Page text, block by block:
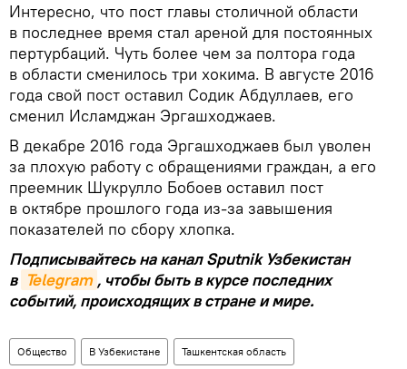
Интересно, что пост главы столичной области
в последнее время стал ареной для постоянных
пертурбаций. Чуть более чем за полтора года
в области сменилось три хокима. В августе 2016
года свой пост оставил Содик Абдуллаев, его
сменил Исламджан Эргашходжаев.
В декабре 2016 года Эргашходжаев был уволен
за плохую работу с обращениями граждан, а его
преемник Шукрулло Бобоев оставил пост
в октябре прошлого года из-за завышения
показателей по сбору хлопка.
Подписывайтесь на канал Sputnik Узбекистан
в Telegram , чтобы быть в курсе последних
событий, происходящих в стране и мире.
Общество В Узбекистане Ташкентская область